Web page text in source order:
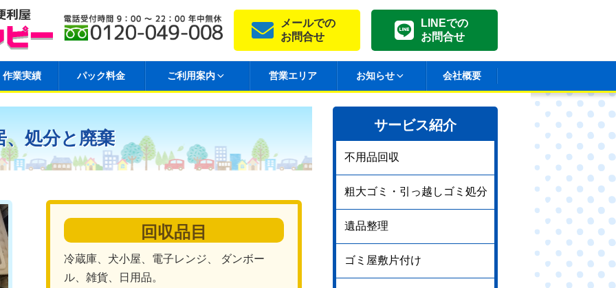
メールでの
お問合せ
LINEでの
お問合せ
作業実績 パック料金 ご利用案内 営業エリア お知らせ 会社概要
、処分と廃棄
回収品目
冷蔵庫、犬小屋、電子レンジ、 ダンボー
ル、雑貨、日用品。
サービス紹介
不用品回収
粗大ゴミ・引っ越しゴミ処分
遺品整理
ゴミ屋敷片付け